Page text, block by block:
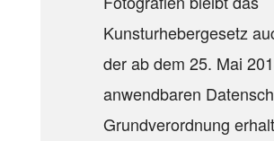
Kunsturhebergesetz
der ab dem 25. Mai
anwendbaren
Grundverordnung